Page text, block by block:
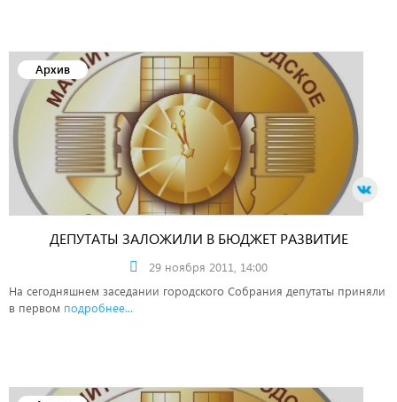
Архив
ДЕПУТАТЫ ЗАЛОЖИЛИ В БЮДЖЕТ РАЗВИТИЕ
29 ноября 2011, 14:00
На сегодняшнем заседании городского Собрания депутаты приняли
в первом подробнее...